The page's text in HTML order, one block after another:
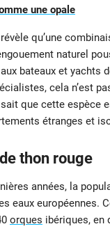
une opale
qu’une
naturel
bateaux et yachts
cela n’est
que cette espèce
étranges et
thon rouge
années, la
eaux européennes.
orques ibériques, en